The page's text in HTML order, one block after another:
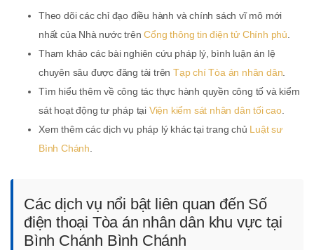
Theo dõi các chỉ đạo điều hành và chính sách vĩ mô mới
nhất của Nhà nước trênCổng thông tin điện tử Chính phủ
Tham khảo các bài nghiên cứu pháp lý, bình luận án lệ
chuyên sâu được đăng tải trênTạp chí Tòa án nhân dân
Tìm hiểu thêm về công tác thực hành quyền công tố và kiểm
sát hoạt động tư pháp tại Viện kiểm sát nhân dân tối cao.
Xem thêm các dịch vụ pháp lý khác tại trang chủ Luật sư
Bình Chánh
Các dịch vụ nổi bật liên quan đến Số
điện thoại Tòa án nhân dân khu vực tại
Bình Chánh Bình Chánh